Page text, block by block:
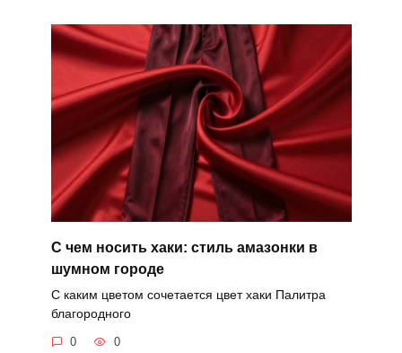
С чем носить хаки: стиль амазонки в
шумном городе
С каким цветом сочетается цвет хаки Палитра
благородного
0 0